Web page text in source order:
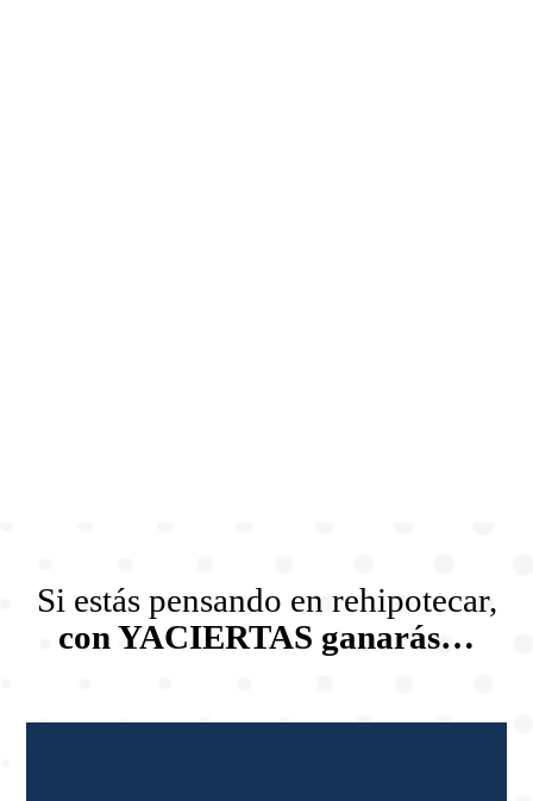
Si estás pensando en rehipotecar,
con YACIERTAS ganarás…